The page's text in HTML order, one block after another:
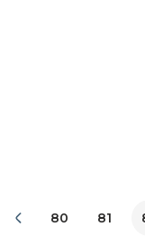
80 81